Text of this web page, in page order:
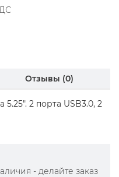
Отзывы (0)
2 порта USB3.0, 2
- делайте заказ